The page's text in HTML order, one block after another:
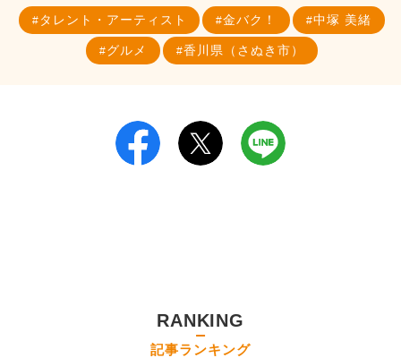
タレント・アーティスト 金バク！ 中塚 美緒
グルメ 香川県（さぬき市）
RANKING
記事ランキング